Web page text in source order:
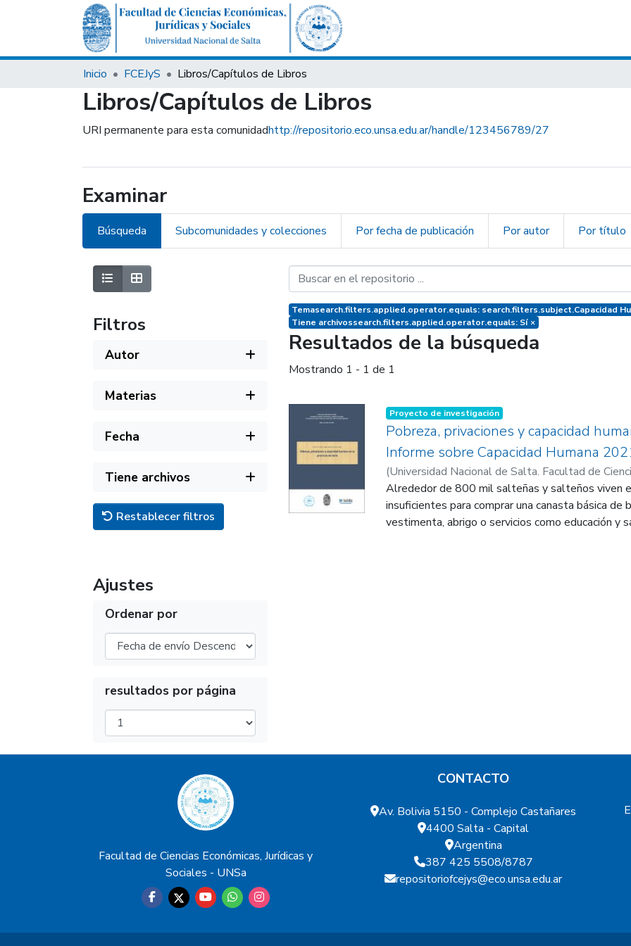
Inicio FCEJyS Libros/Capítulos de Libros
Libros/Capítulos de Libros
URI permanente para esta comunidadhttp://repositorio.eco.unsa.edu.ar/handle/123456789/27
Examinar
Búsqueda Subcomunidades y colecciones Por fecha de publicación Por autor Por título
Filtros
Autor
Materias
Fecha
Tiene archivos
Restablecer filtros
Ajustes
Ordenar por
resultados por página
Temasearch.filters.applied.operator.equals: search.filters.subject.Capacidad
Tiene archivossearch.filters.applied.operator.equals: Sí ×
Resultados de la búsqueda
Mostrando 1 - 1 de 1
Proyecto de investigación
Pobreza, privaciones y capacidad
Informe sobre Capacidad Humana
(Universidad Nacional de Salta. Facultad de
2021-11-04)Universidad Nacional de Salta.
Jurídicas y Sociales. Institutos de Estudios
(IELDE)
Alrededor de 800 mil salteñas y salteños viven
insuficientes para comprar una canasta básica
vestimenta, abrigo o servicios como educación y
Facultad de Ciencias Económicas, Jurídicas y
Sociales - UNSa
CONTACTO
Av. Bolivia 5150 - Complejo Castañares
4400 Salta - Capital
Argentina
387 425 5508/8787
repositoriofcejys@eco.unsa.edu.ar